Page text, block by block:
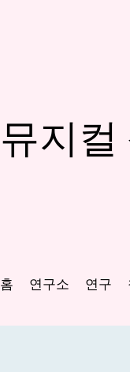
뮤지컬
홈 연구소 연구